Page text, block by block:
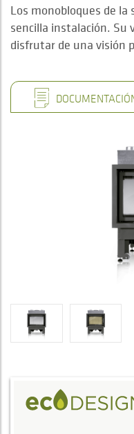
Los monobloques de la
sencilla instalación. Su
disfrutar de una visión